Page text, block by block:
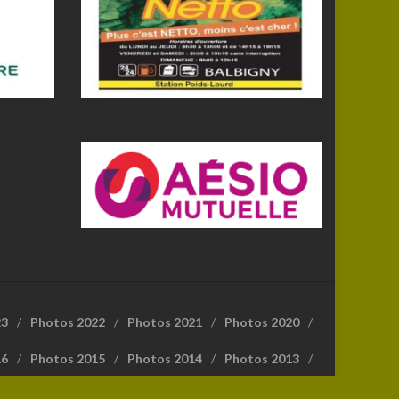
Photos 2022 Photos 2021 Photos 2020
Photos 2015 Photos 2014 Photos 2013